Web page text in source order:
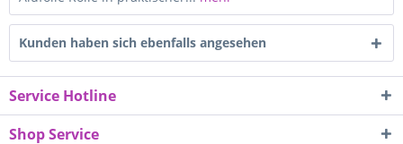
Kunden haben sich ebenfalls angesehen
Service Hotline
Shop Service